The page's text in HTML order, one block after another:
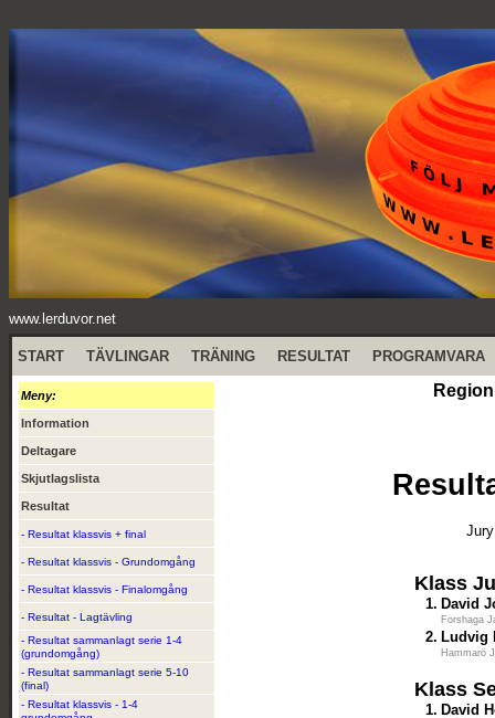
www.lerduvor.net
START TÄVLINGAR TRÄNING RESULTAT PROGRAMVARA
Meny:
Information
Deltagare
Skjutlagslista
Resultat
- Resultat klassvis + final
- Resultat klassvis - Grundomgång
- Resultat klassvis - Finalomgång
- Resultat - Lagtävling
- Resultat sammanlagt serie 1-4
(grundomgång)
- Resultat sammanlagt serie 5-10
(final)
- Resultat klassvis - 1-4
Klass
1. David
Forshaga
2. Ludvig
Hammarö
Klass
1. David